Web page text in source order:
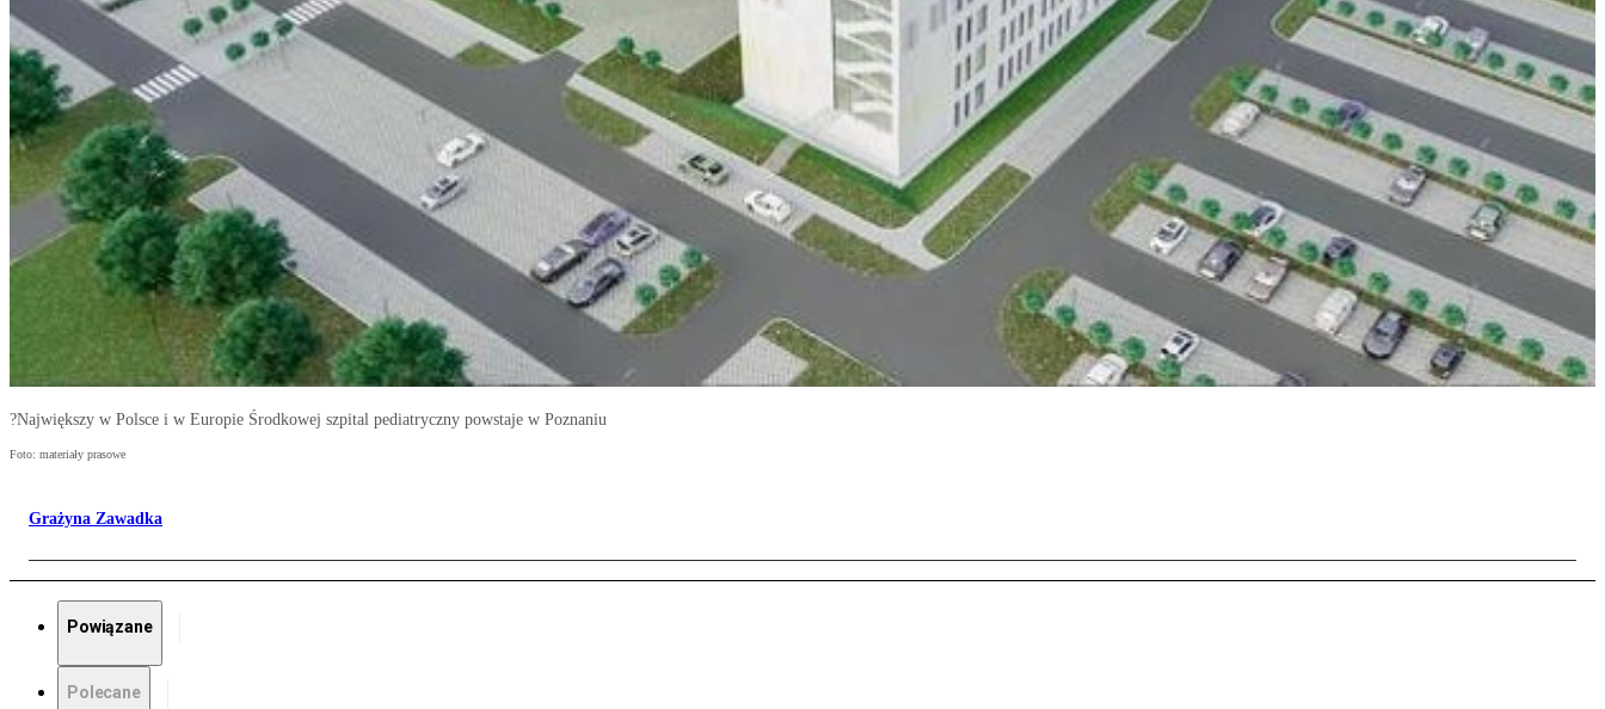
?Największy w Polsce i w Europie Środkowej szpital pediatryczny powstaje w Poznaniu
Foto: materiały prasowe
Grażyna Zawadka
Powiązane
Polecane